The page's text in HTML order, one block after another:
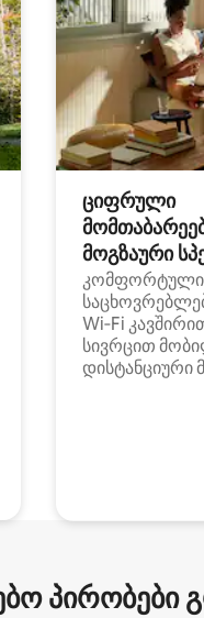
ციფრული
მოგზაური
კომფორტული
Wi‑Fi
სივრცით
დისტანციური
პირობები